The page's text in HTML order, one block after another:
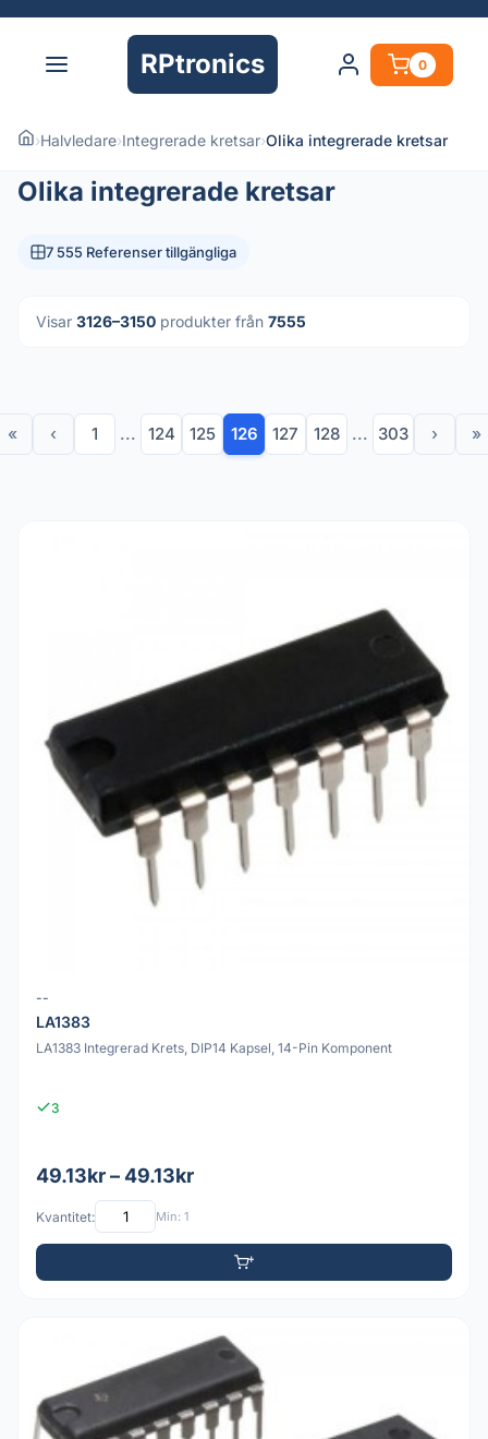
RPtronics 0
›Halvledare›Integrerade kretsar›Olika integrerade kretsar
Olika integrerade kretsar
7 555 Referenser tillgängliga
Visar 3126–3150 produkter från 7555
« ‹ 1 ... 124 125 126 127 128 ... 303 › »
--
LA1383
LA1383 Integrerad Krets, DIP14 Kapsel, 14-Pin Komponent
3
49.13kr – 49.13kr
Kvantitet: Min: 1